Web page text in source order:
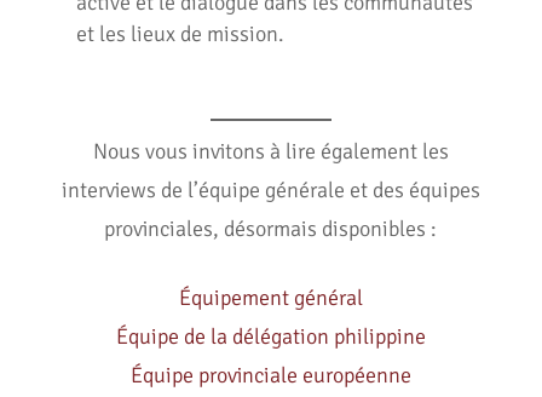
et les lieux de mission.
Nous vous invitons à lire également les
interviews de l’équipe générale et des équipes
provinciales, désormais disponibles :
Équipement général
Équipe de la délégation philippine
Équipe provinciale européenne